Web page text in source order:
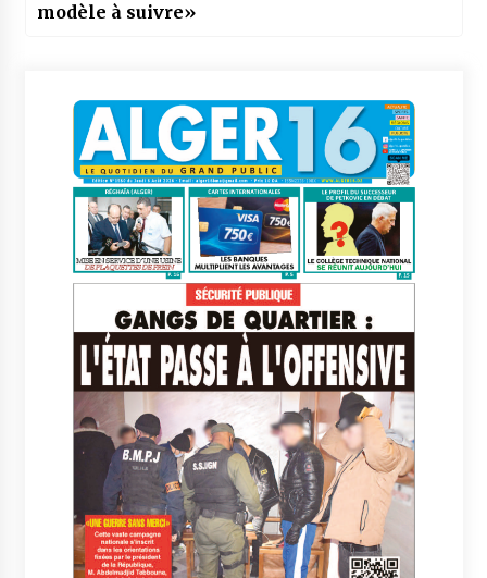
modèle à suivre»